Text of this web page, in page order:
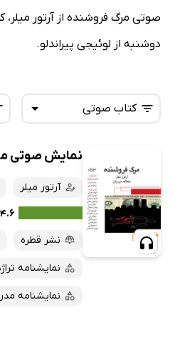
صوتی مرگ فروشنده از آرتور
دوشنبه از لوئیجی پیراندلو.
کتاب صوتی
کتاب‌های صوتی
کتاب‌های متنی
نمایش صوتی
آرتور میلر
۴.۶
نشر قطره
نمایشنامه
نمایشنامه